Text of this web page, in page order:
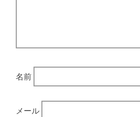
名前
メール